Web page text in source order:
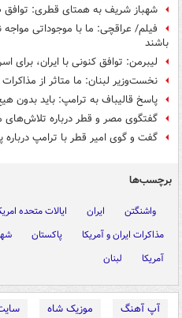
شهباز شریف به همتای قطری:
فیلم/ عراقچی: ما با موجوداتی مواجه
باشند
لیبرمن: توافق کنونی با ایران، برای
نخست‌وزیر لبنان: ما متاثر از
پاسخ قالیباف به ترامپ: باید بدون
گفتگوی مصر و قطر درباره تلاش‌های
گفت و گوی امیر قطر با ترامپ درباره
برچسب‌ها
واشنگتن ایران ایالات متحده
مذاکرات ایران و آمریکا
پاکستان
آمریکا
لبنان
آپ آهنگ موزیک شاه